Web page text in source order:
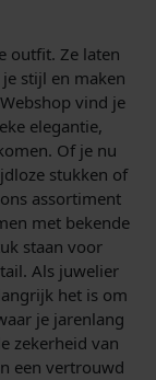
outfit. Ze laten
stijl en maken
vind je
elegantie,
Of je nu
stukken of
assortiment
met bekende
staan voor
Als juwelier
het is om
je jarenlang
zekerheid van
een vertrouwd